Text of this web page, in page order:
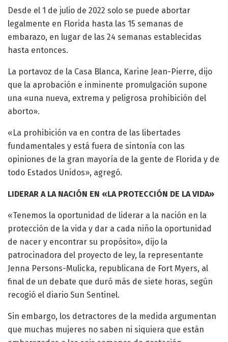
Desde el 1 de julio de 2022 solo se puede abortar
legalmente en Florida hasta las 15 semanas de
embarazo, en lugar de las 24 semanas establecidas
hasta entonces.
La portavoz de la Casa Blanca, Karine Jean-Pierre, dijo
que la aprobación e inminente promulgación supone
una «una nueva, extrema y peligrosa prohibición del
aborto».
«La prohibición va en contra de las libertades
fundamentales y está fuera de sintonía con las
opiniones de la gran mayoría de la gente de Florida y de
todo Estados Unidos», agregó.
LIDERAR A LA NACIÓN EN «LA PROTECCIÓN DE LA VIDA»
«Tenemos la oportunidad de liderar a la nación en la
protección de la vida y dar a cada niño la oportunidad
de nacer y encontrar su propósito», dijo la
patrocinadora del proyecto de ley, la representante
Jenna Persons-Mulicka, republicana de Fort Myers, al
final de un debate que duró más de siete horas, según
recogió el diario Sun Sentinel.
Sin embargo, los detractores de la medida argumentan
que muchas mujeres no saben ni siquiera que están